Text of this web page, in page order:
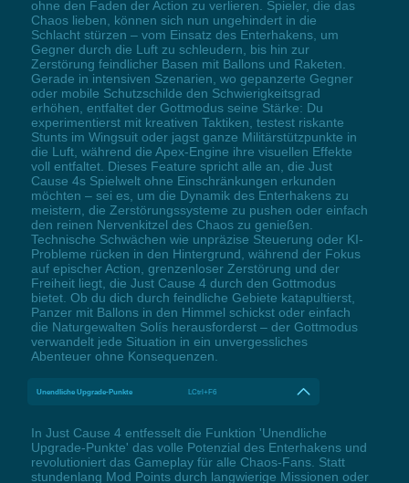
ohne den Faden der Action zu verlieren. Spieler, die das
Chaos lieben, können sich nun ungehindert in die
Schlacht stürzen – vom Einsatz des Enterhakens, um
Gegner durch die Luft zu schleudern, bis hin zur
Zerstörung feindlicher Basen mit Ballons und Raketen.
Gerade in intensiven Szenarien, wo gepanzerte Gegner
oder mobile Schutzschilde den Schwierigkeitsgrad
erhöhen, entfaltet der Gottmodus seine Stärke: Du
experimentierst mit kreativen Taktiken, testest riskante
Stunts im Wingsuit oder jagst ganze Militärstützpunkte in
die Luft, während die Apex-Engine ihre visuellen Effekte
voll entfaltet. Dieses Feature spricht alle an, die Just
Cause 4s Spielwelt ohne Einschränkungen erkunden
möchten – sei es, um die Dynamik des Enterhakens zu
meistern, die Zerstörungssysteme zu pushen oder einfach
den reinen Nervenkitzel des Chaos zu genießen.
Technische Schwächen wie unpräzise Steuerung oder KI-
Probleme rücken in den Hintergrund, während der Fokus
auf epischer Action, grenzenloser Zerstörung und der
Freiheit liegt, die Just Cause 4 durch den Gottmodus
bietet. Ob du dich durch feindliche Gebiete katapultierst,
Panzer mit Ballons in den Himmel schickst oder einfach
die Naturgewalten Solís herausforderst – der Gottmodus
verwandelt jede Situation in ein unvergessliches
Abenteuer ohne Konsequenzen.
Unendliche Upgrade-Punkte LCtrl+F6
In Just Cause 4 entfesselt die Funktion 'Unendliche
Upgrade-Punkte' das volle Potenzial des Enterhakens und
revolutioniert das Gameplay für alle Chaos-Fans. Statt
stundenlang Mod Points durch langwierige Missionen oder